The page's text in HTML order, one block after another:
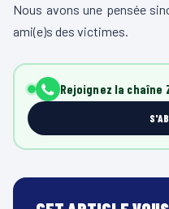
Nous avons une pensée
ami(e)s des victimes.
Rejoignez la chaîne